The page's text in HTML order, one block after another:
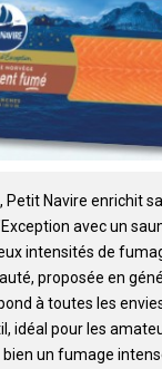
Petit Navire enrichit
avec un
intensités de
proposée en
à toutes les
idéal pour les
bien un fumage